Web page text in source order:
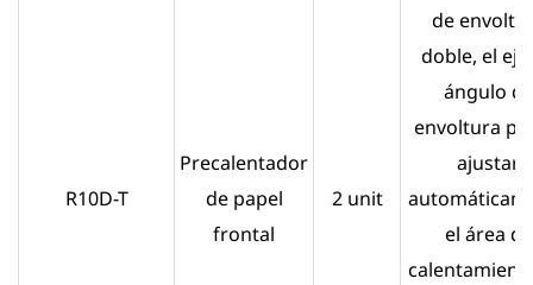
R10D-T
Precalentador
de papel
frontal
2 unit
de
doble, el eje
ángulo de
envoltura
ajustar
el área de